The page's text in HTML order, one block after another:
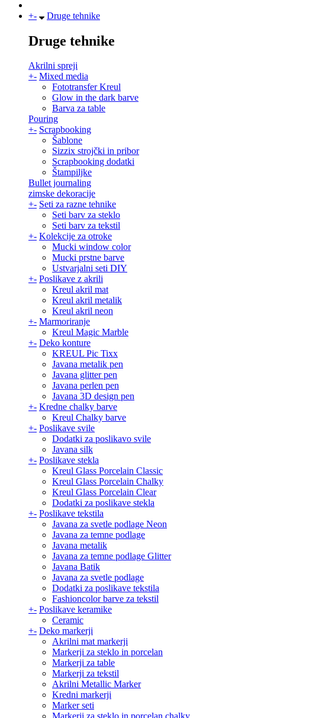
+- Druge tehnike
Druge tehnike
Akrilni spreji
+- Mixed media
Fototransfer Kreul
Glow in the dark barve
Barva za table
Pouring
+- Scrapbooking
Šablone
Sizzix strojčki in pribor
Scrapbooking dodatki
Štampiljke
Bullet journaling
zimske dekoracije
+- Seti za razne tehnike
Seti barv za steklo
Seti barv za tekstil
+- Kolekcije za otroke
Mucki window color
Mucki prstne barve
Ustvarjalni seti DIY
+- Poslikave z akrili
Kreul akril mat
Kreul akril metalik
Kreul akril neon
+- Marmoriranje
Kreul Magic Marble
+- Deko konture
KREUL Pic Tixx
Javana metalik pen
Javana glitter pen
Javana perlen pen
Javana 3D design pen
+- Kredne chalky barve
Kreul Chalky barve
+- Poslikave svile
Dodatki za poslikavo svile
Javana silk
+- Poslikave stekla
Kreul Glass Porcelain Classic
Kreul Glass Porcelain Chalky
Kreul Glass Porcelain Clear
Dodatki za poslikave stekla
+- Poslikave tekstila
Javana za svetle podlage Neon
Javana za temne podlage
Javana metalik
Javana za temne podlage Glitter
Javana Batik
Javana za svetle podlage
Dodatki za poslikave tekstila
Fashioncolor barve za tekstil
+- Poslikave keramike
Ceramic
+- Deko markerji
Akrilni mat markerji
Markerji za steklo in porcelan
Markerji za table
Markerji za tekstil
Akrilni Metallic Marker
Kredni markerji
Marker seti